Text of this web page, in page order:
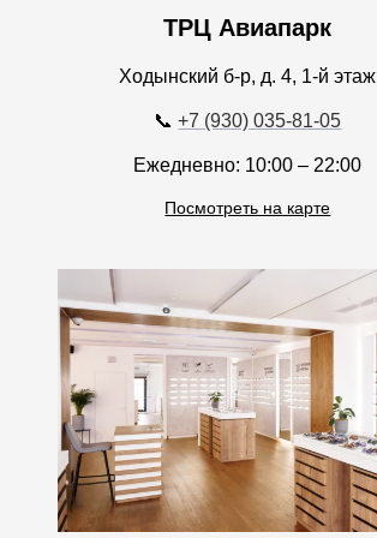
ТРЦ Авиапарк
Ходынский б-р, д. 4, 1-й этаж
📞+7 (930) 035-81-05
Ежедневно: 10:00 – 22:00
Посмотреть на карте